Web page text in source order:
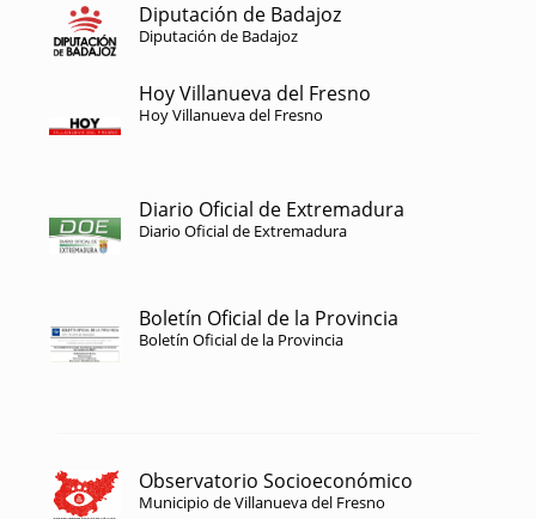
Diputación de Badajoz
Diputación de Badajoz
Hoy Villanueva del Fresno
Hoy Villanueva del Fresno
Diario Oficial de Extremadura
Diario Oficial de Extremadura
Boletín Oficial de la Provincia
Boletín Oficial de la Provincia
Observatorio Socioeconómico
Municipio de Villanueva del Fresno